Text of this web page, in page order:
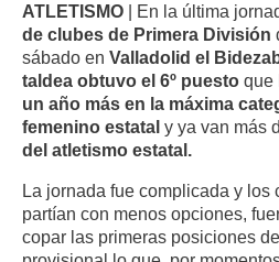
ATLETISMO | En la última
de clubes de Primera División
sábado en Valladolid el
taldea obtuvo el 6º puesto que
un año más en la máxima
femenino estatal y ya van más
del atletismo estatal.
La jornada fue complicada y los
partían con menos opciones,
copar las primeras posiciones